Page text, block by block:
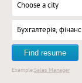
Choose a city
Бухгалтерія,
Find resume
Example:Sales Manager